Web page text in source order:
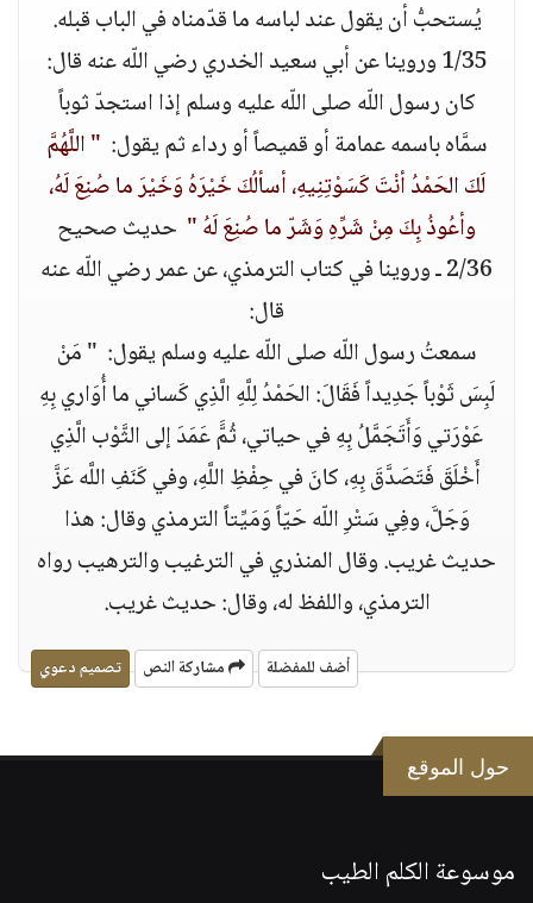
يُستحبُّ أن يقول عند لباسه ما قدّمناه في الباب قبله‏.‏
1/35 وروينا عن أبي سعيد الخدري رضي اللّه عنه قال‏:‏
كان رسول اللّه صلى اللّه عليه وسلم إذا استجدّ ثوباً
سمَّاه باسمه عمامة أو قميصاً أو رداء ثم يقول‏:‏ ‏ " ‏اللَّهُمَّ
لَكَ الحَمْدُ أنْتَ كَسَوْتِنِيهِ، أسألُكَ خَيْرَهُ وَخَيْرَ ما صُنِعَ لَهُ،
وأعُوذُ بِكَ مِنْ شَرِّهِ وَشَرّ ما صُنِعَ لَهُ‏ " ‏ حديث صحيح
2/36 ـ وروينا في كتاب الترمذي، عن عمر رضي اللّه عنه
قال‏:‏
سمعتُ رسول اللّه صلى اللّه عليه وسلم يقول‏:‏ ‏ " ‏مَنْ
لَبِسَ ثَوْباً جَدِيداً فَقَالَ‏:‏ الحَمْدُ لِلَّهِ الَّذِي كَساني ما أُوَاري بِهِ
عَوْرَتي وَأَتَجَمَّلُ بِهِ في حياتي، ثُمََّ عَمَدَ إلى الثَّوْب الَّذِي
أَخْلَقَ فَتَصَدَّقَ بِهِ، كانَ في حِفْظِ اللَّهِ، وفي كَنَفِ اللَّه عَزَّ
وَجَلَّ، وفِي سَتْرِ اللّه حَيّاً وَمَيِّتاً‏ الترمذي وقال‏:‏ هذا
حديث غريب‏.‏ وقال المنذري في الترغيب والترهيب رواه
الترمذي، واللفظ له، وقال‏:‏ حديث غريب‏.‏
أضف للمفضلة مشاركة النص تصميم دعوي
حول الموقع
موسوعة الكلم الطيب